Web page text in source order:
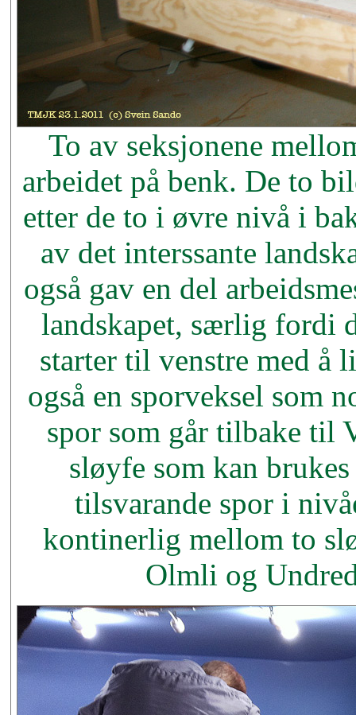
To av seksjonene
arbeidet på benk. De to
etter de to i øvre nivå i
av det interssante
også gav en del
landskapet, særlig fordi
starter til venstre med å
også en sporveksel som
spor som går tilbake til
sløyfe som kan
tilsvarande spor i
kontinerlig mellom to
Olmli og